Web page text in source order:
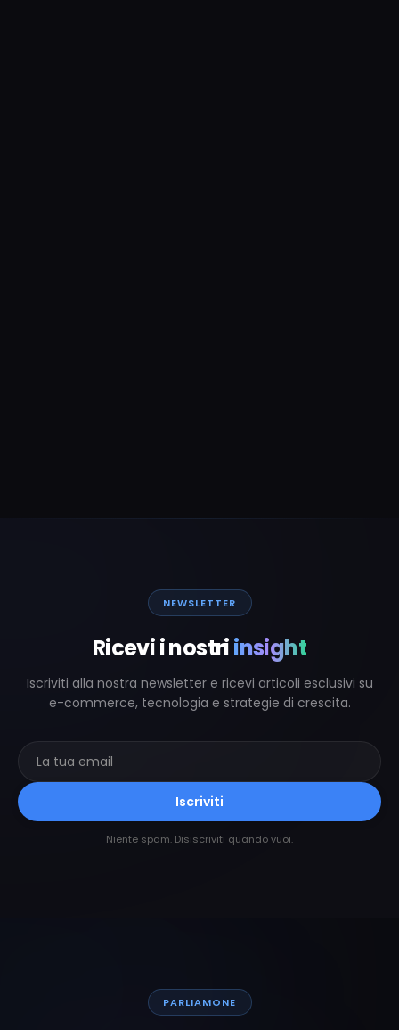
NEWSLETTER
Ricevi i nostriinsight
Iscriviti alla nostra newsletter e ricevi articoli esclusivi su
e-commerce, tecnologia e strategie di crescita.
Iscriviti
Niente spam. Disiscriviti quando vuoi.
PARLIAMONE